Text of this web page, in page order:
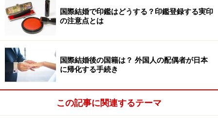
国際結婚で印鑑はどうする？印鑑登録する実印
の注意点とは
国際結婚後の国籍は？ 外国人の配偶者が日本
に帰化する手続き
この記事に関連するテーマ